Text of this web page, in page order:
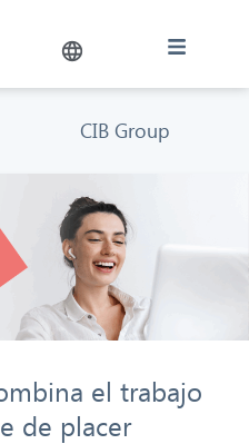
CIB Group
el trabajo
de placer